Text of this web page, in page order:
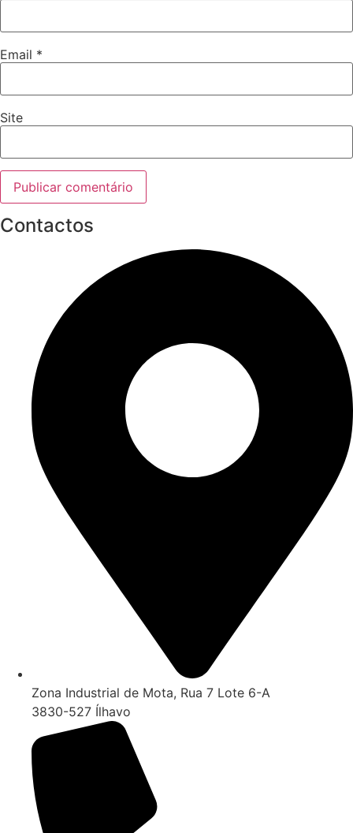
Email *
Site
Contactos
Zona Industrial de Mota, Rua 7 Lote 6-A
3830-527 Ílhavo